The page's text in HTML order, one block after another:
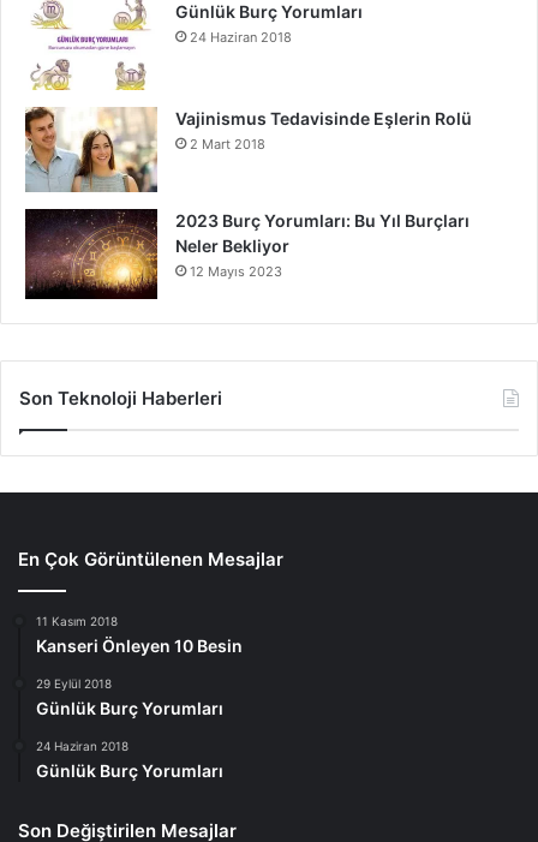
Günlük Burç Yorumları
24 Haziran 2018
Vajinismus Tedavisinde Eşlerin Rolü
2 Mart 2018
2023 Burç Yorumları: Bu Yıl Burçları
Neler Bekliyor
12 Mayıs 2023
Son Teknoloji Haberleri
En Çok Görüntülenen Mesajlar
11 Kasım 2018
Kanseri Önleyen 10 Besin
29 Eylül 2018
Günlük Burç Yorumları
24 Haziran 2018
Günlük Burç Yorumları
Son Değiştirilen Mesajlar